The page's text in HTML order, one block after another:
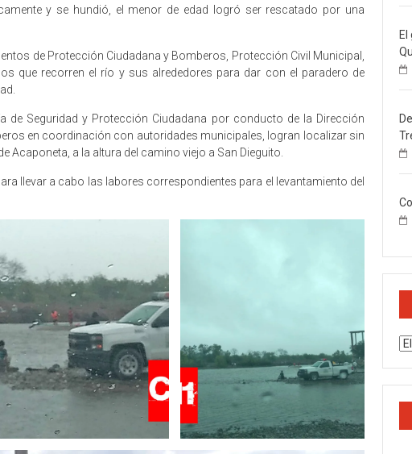
y se hundió, el menor de edad logró ser rescatado por una
de Protección Ciudadana y Bomberos, Protección Civil Municipal,
que recorren el río y sus alrededores para dar con el paradero de
de Seguridad y Protección Ciudadana por conducto de la Dirección
en coordinación con autoridades municipales, logran localizar sin
Acaponeta, a la altura del camino viejo a San Dieguito.
llevar a cabo las labores correspondientes para el levantamiento del
El